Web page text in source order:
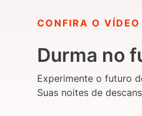
CONFIRA O VÍDEO
Durma no
Experimente o futuro
Suas noites de